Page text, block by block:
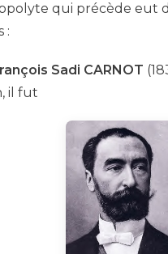
qui précède eut
:
Sadi CARNOT
il fut